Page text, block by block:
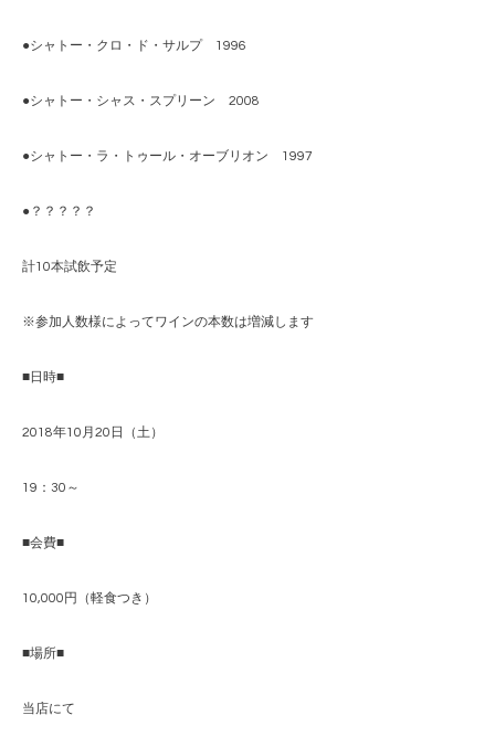
●シャトー・クロ・ド・サルプ 1996
●シャトー・シャス・スプリーン 2008
●シャトー・ラ・トゥール・オーブリオン 1997
●？？？？？
計10本試飲予定
※参加人数様によってワインの本数は増減します
■日時■
2018年10月20日（土）
19：30～
■会費■
10,000円（軽食つき）
■場所■
当店にて